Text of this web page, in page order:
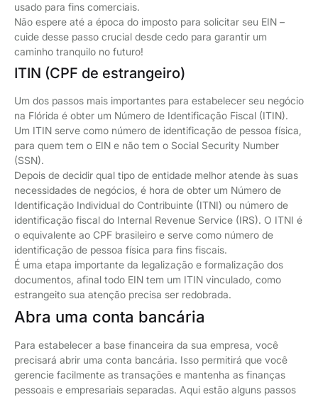
usado para fins comerciais.
Não espere até a época do imposto para solicitar seu EIN –
cuide desse passo crucial desde cedo para garantir um
caminho tranquilo no futuro!
ITIN (CPF de estrangeiro)
Um dos passos mais importantes para estabelecer seu negócio
na Flórida é obter um Número de Identificação Fiscal (ITIN).
Um ITIN serve como número de identificação de pessoa física,
para quem tem o EIN e não tem o Social Security Number
(SSN).
Depois de decidir qual tipo de entidade melhor atende às suas
necessidades de negócios, é hora de obter um Número de
Identificação Individual do Contribuinte (ITNI) ou número de
identificação fiscal do Internal Revenue Service (IRS). O ITNI é
o equivalente ao CPF brasileiro e serve como número de
identificação de pessoa física para fins fiscais.
É uma etapa importante da legalização e formalização dos
documentos, afinal todo EIN tem um ITIN vinculado, como
estrangeito sua atenção precisa ser redobrada.
Abra uma conta bancária
Para estabelecer a base financeira da sua empresa, você
precisará abrir uma conta bancária. Isso permitirá que você
gerencie facilmente as transações e mantenha as finanças
pessoais e empresariais separadas. Aqui estão alguns passos